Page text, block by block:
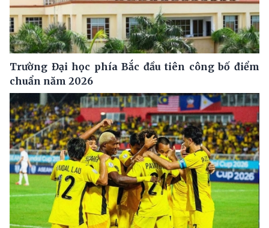
Trường Đại học phía Bắc đầu tiên công bố điểm
chuẩn năm 2026